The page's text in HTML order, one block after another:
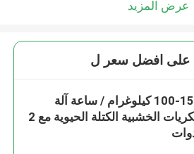
عرض المزيد
على افضل سعر ل
100-150 كيلوغرام / ساعة آلة
الكريات الخشبية الكتلة الحيوية مع 2